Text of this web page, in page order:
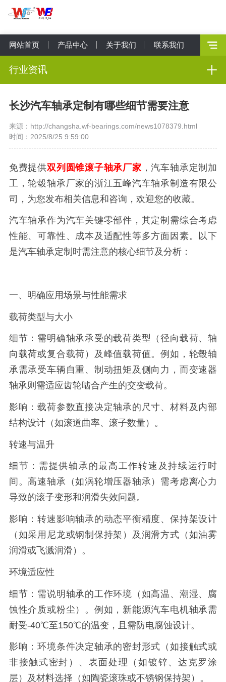
网站首页 产品中心 关于我们 联系我们
行业资讯
长沙汽车轴承定制有哪些细节需要注意
来源：http://changsha.wf-bearings.com/news1078379.html
时间：2025/8/25 9:59:00
免费提供双列圆锥滚子轴承厂家 ，汽车轴承定制加
工，轮毂轴承厂家的浙江五峰汽车轴承制造有限公
司，为您发布相关信息和咨询，欢迎您的收藏。
汽车轴承作为汽车关键零部件，其定制需综合考虑
性能、可靠性、成本及适配性等多方面因素。以下
是汽车轴承定制时需注意的核心细节及分析：
一、明确应用场景与性能需求
载荷类型与大小
细节：需明确轴承承受的载荷类型（径向载荷、轴
向载荷或复合载荷）及峰值载荷值。例如，轮毂轴
承需承受车辆自重、制动扭矩及侧向力，而变速器
轴承则需适应齿轮啮合产生的交变载荷。
影响：载荷参数直接决定轴承的尺寸、材料及内部
结构设计（如滚道曲率、滚子数量）。
转速与温升
细节：需提供轴承的最高工作转速及持续运行时
间。高速轴承（如涡轮增压器轴承）需考虑离心力
导致的滚子变形和润滑失效问题。
影响：转速影响轴承的动态平衡精度、保持架设计
（如采用尼龙或钢制保持架）及润滑方式（如油雾
润滑或飞溅润滑）。
环境适应性
细节：需说明轴承的工作环境（如高温、潮湿、腐
蚀性介质或粉尘）。例如，新能源汽车电机轴承需
耐受-40℃至150℃的温变，且需防电腐蚀设计。
影响：环境条件决定轴承的密封形式（如接触式或
非接触式密封）、表面处理（如镀锌、达克罗涂
层）及材料选择（如陶瓷滚珠或不锈钢保持架）。